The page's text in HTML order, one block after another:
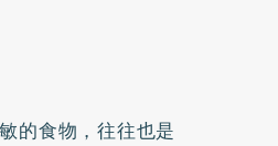
的食物，往往也是